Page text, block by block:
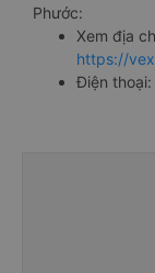
Phước:
Xem địa
https://
Điện thoại: